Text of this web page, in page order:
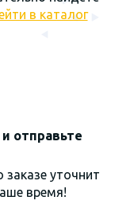
в каталог
отправьте
уточнит
время!